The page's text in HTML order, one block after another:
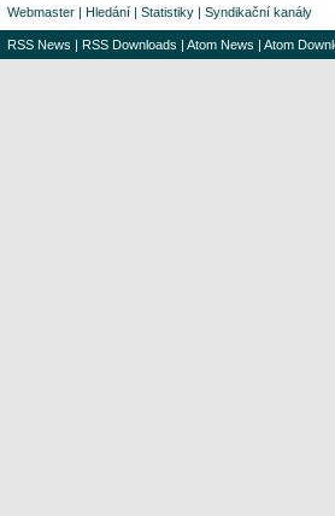
Webmaster | Hledání | Statistiky | Syndikační kanály
RSS News | RSS Downloads | Atom News | Atom